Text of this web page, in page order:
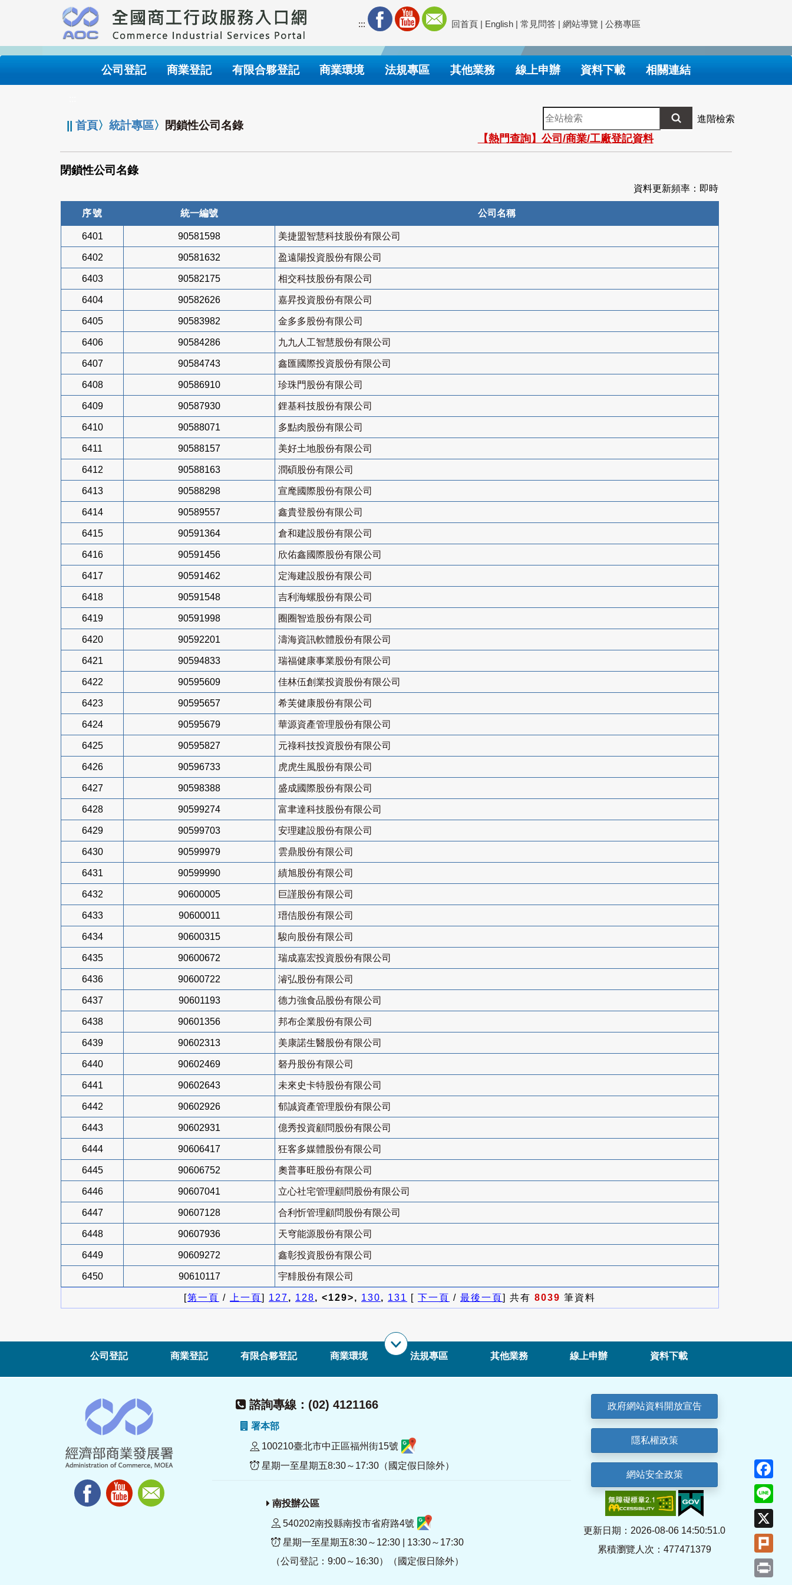
要
內
::: 回首頁 | English | 常見問答 | 網站導覽 | 公務專區
公司登記 商業登記 有限合夥登記 商業環境 法規專區 其他業務 線上申辦 資料下載 相關連結
||首頁〉統計專區〉 閉鎖性公司名錄
全
站
檢
索
進階檢索
【熱門查詢】公司/商業/工廠登記資料
閉鎖性公司名錄
資料更新頻率：即時
序號 統一編號 公司名稱
6401 90581598 美捷盟智慧科技股份有限公司
6402 90581632 盈遠陽投資股份有限公司
6403 90582175 相交科技股份有限公司
6404 90582626 嘉昇投資股份有限公司
6405 90583982 金多多股份有限公司
6406 90584286 九九人工智慧股份有限公司
6407 90584743 鑫匯國際投資股份有限公司
6408 90586910 珍珠門股份有限公司
6409 90587930 鋰基科技股份有限公司
6410 90588071 多點肉股份有限公司
6411 90588157 美好土地股份有限公司
6412 90588163 潤碩股份有限公司
6413 90588298 宣麾國際股份有限公司
6414 90589557 鑫貴登股份有限公司
6415 90591364 倉和建設股份有限公司
6416 90591456 欣佑鑫國際股份有限公司
6417 90591462 定海建設股份有限公司
6418 90591548 吉利海螺股份有限公司
6419 90591998 圈圈智造股份有限公司
6420 90592201 濤海資訊軟體股份有限公司
6421 90594833 瑞福健康事業股份有限公司
6422 90595609 佳林伍創業投資股份有限公司
6423 90595657 希芙健康股份有限公司
6424 90595679 華源資產管理股份有限公司
6425 90595827 元祿科技投資股份有限公司
6426 90596733 虎虎生風股份有限公司
6427 90598388 盛成國際股份有限公司
6428 90599274 富聿達科技股份有限公司
6429 90599703 安理建設股份有限公司
6430 90599979 雲鼎股份有限公司
6431 90599990 績旭股份有限公司
6432 90600005 巨謹股份有限公司
6433 90600011 瑨佶股份有限公司
6434 90600315 駿向股份有限公司
6435 90600672 瑞成嘉宏投資股份有限公司
6436 90600722 濬弘股份有限公司
6437 90601193 德力強食品股份有限公司
6438 90601356 邦布企業股份有限公司
6439 90602313 美康諾生醫股份有限公司
6440 90602469 砮丹股份有限公司
6441 90602643 未來史卡特股份有限公司
6442 90602926 郁誠資產管理股份有限公司
6443 90602931 億秀投資顧問股份有限公司
6444 90606417 狂客多媒體股份有限公司
6445 90606752 奧普事旺股份有限公司
6446 90607041 立心社宅管理顧問股份有限公司
6447 90607128 合利忻管理顧問股份有限公司
6448 90607936 天穹能源股份有限公司
6449 90609272 鑫彰投資股份有限公司
6450 90610117 宇馡股份有限公司
[第一頁 / 上一頁] 127, 128, <129>, 130, 131 [ 下一頁 / 最後一頁] 共有 8039 筆資料
公司登記 商業登記 有限合夥登記 商業環境 法規專區 其他業務 線上申辦 資料下載
諮詢專線：(02) 4121166
署本部
100210臺北市中正區福州街15號
星期一至星期五8:30～17:30（國定假日除外）
南投辦公區
540202南投縣南投市省府路4號
星期一至星期五8:30～12:30 | 13:30～17:30
（公司登記：9:00～16:30）（國定假日除外）
政府網站資料開放宣告
隱私權政策
網站安全政策
更新日期：2026-08-06 14:50:51.0
累積瀏覽人次：477471379